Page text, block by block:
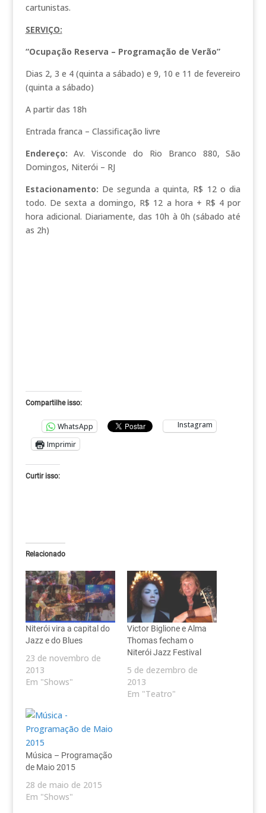
cartunistas.
SERVIÇO:
“Ocupação Reserva – Programação de Verão”
Dias 2, 3 e 4 (quinta a sábado) e 9, 10 e 11 de fevereiro
(quinta a sábado)
A partir das 18h
Entrada franca – Classificação livre
Endereço: Av. Visconde do Rio Branco 880, São
Domingos, Niterói – RJ
Estacionamento: De segunda a quinta, R$ 12 o dia
todo. De sexta a domingo, R$ 12 a hora + R$ 4 por
hora adicional. Diariamente, das 10h à 0h (sábado até
as 2h)
Compartilhe isso:
WhatsApp
Instagram
Imprimir
Curtir isso:
Relacionado
Niterói vira a capital do
Jazz e do Blues
23 de novembro de
2013
Em "Shows"
Victor Biglione e Alma
Thomas fecham o
Niterói Jazz Festival
5 de dezembro de
2013
Em "Teatro"
Música – Programação
de Maio 2015
28 de maio de 2015
Em "Shows"